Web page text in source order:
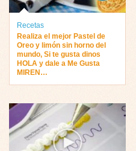
Recetas
Realiza el mejor Pastel de
Oreo y limón sin horno del
mundo, Si te gusta dinos
HOLA y dale a Me Gusta
MIREN…